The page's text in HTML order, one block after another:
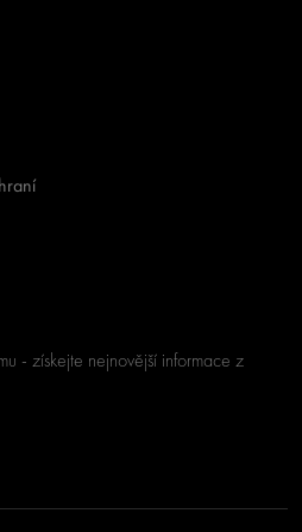
- získejte nejnovější informace z